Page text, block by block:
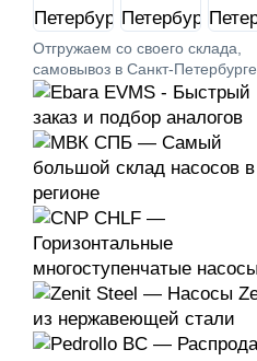
Отгружаем со своего склада,
самовывоз в Санкт-Петербурге